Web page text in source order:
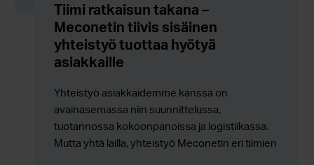
Tiimi ratkaisun takana –
Meconetin tiivis sisäinen
yhteistyö tuottaa hyötyä
asiakkaille
Yhteistyö asiakkaidemme kanssa on
avainasemassa niin suunnittelussa,
tuotannossa kokoonpanoissa ja logistiikassa.
Mutta yhtä lailla, yhteistyö Meconetin eri tiimien